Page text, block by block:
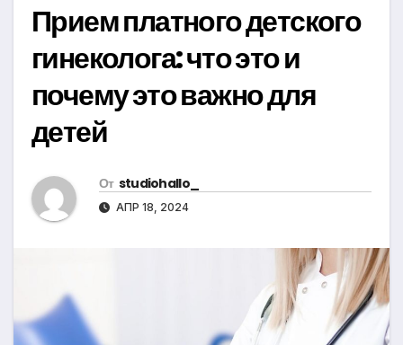
Прием платного детского
гинеколога: что это и
почему это важно для
детей
От studiohallo_
АПР 18, 2024